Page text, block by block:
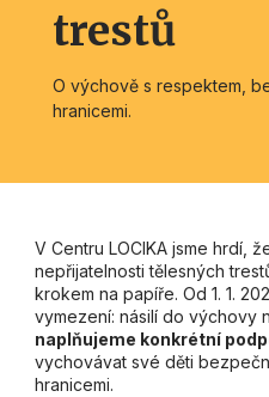
trestů
O výchově s respektem,
hranicemi.
V Centru LOCIKA jsme hrdí,
nepřijatelnosti tělesných
krokem na papíře. Od 1. 1.
vymezení: násilí do výchovy
naplňujeme konkrétní
vychovávat své děti
hranicemi.